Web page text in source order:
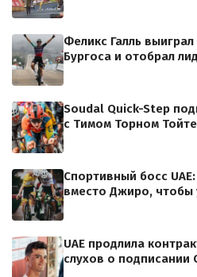
Феликс Галль
Бургоса и отобрал
Soudal Quick-Step
с Тимом Торном
Спортивный босс
вместо Джиро, чтобы
UAE продлила
слухов о подписании